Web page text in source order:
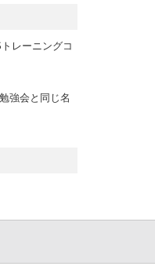
レーニングコ
強会と同じ名